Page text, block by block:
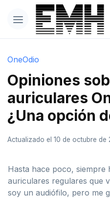
OneOdio
Opiniones
auriculares
¿Una opción
Actualizado el 10 de octubre de
Hasta hace poco, siempre
auriculares regulares que
soy un audiófilo, pero me